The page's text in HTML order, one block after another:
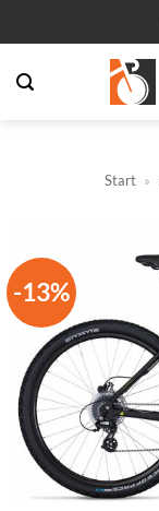
Inhalt
springen
Start »
-13%